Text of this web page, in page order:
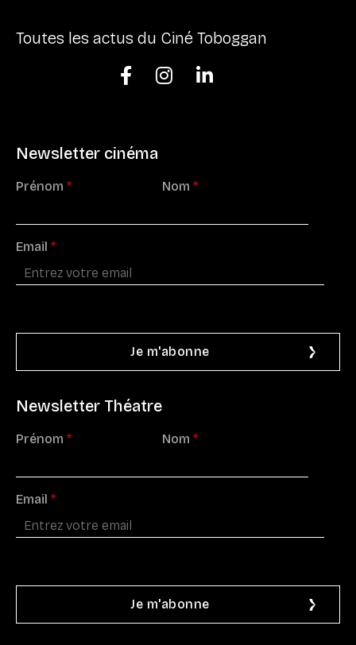
Toutes les actus du Ciné Toboggan

 
Newsletter cinéma
Prénom * Nom *
Email *
Newsletter Théatre
Prénom * Nom *
Email *